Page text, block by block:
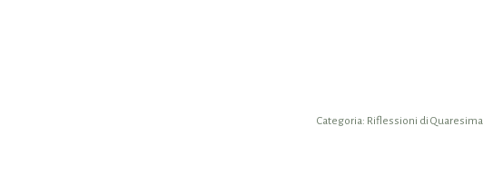
Categoria: Riflessioni di Quaresima